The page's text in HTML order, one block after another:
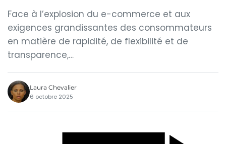
Face à l’explosion du e-commerce et aux
exigences grandissantes des consommateurs
en matière de rapidité, de flexibilité et de
transparence,…
Laura Chevalier
6 octobre 2025